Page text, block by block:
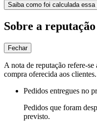
Saiba como foi calculada essa
Sobre a
Fechar
A nota de reputação refere-
compra oferecida aos
Pedidos entregues no
Pedidos que foram
previsto.